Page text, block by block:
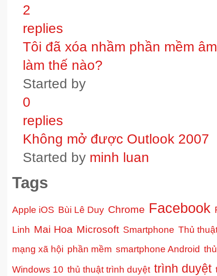
2
replies
Tôi đã xóa nhầm phần mềm
làm thế nào?
Started by
0
replies
Không mở được Outlook 2007
Started by minh luan
Tags
Apple iOS Bùi Lê Duy Chrome Facebook
Linh Mai Hoa Microsoft Smartphone Thủ
mạng xã hội phần mềm smartphone Android
Windows 10 thủ thuật trình duyệt trình duyệt